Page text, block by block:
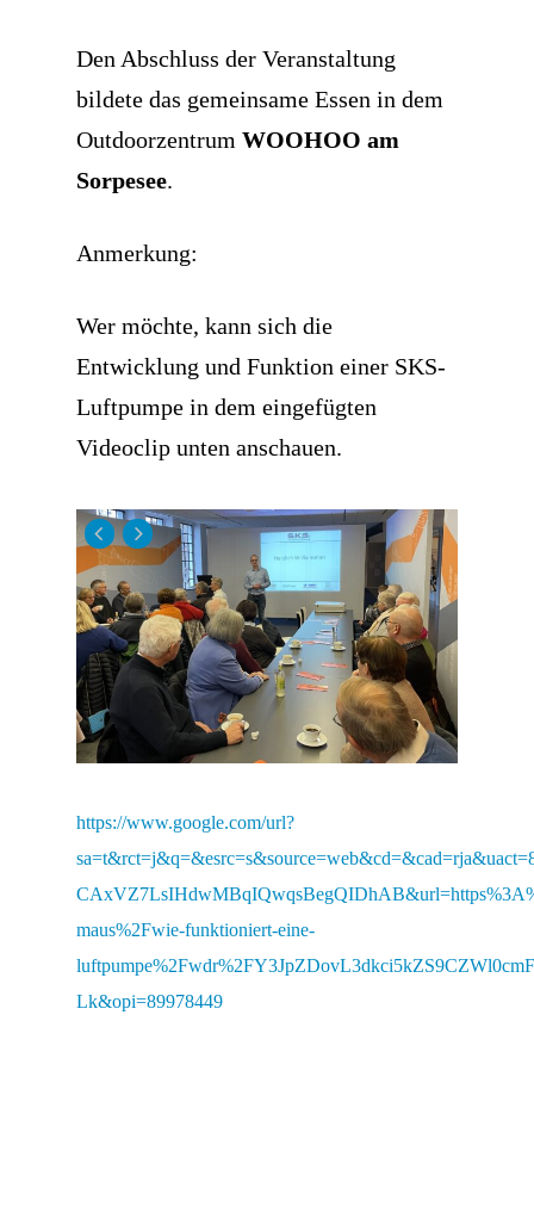
Den Abschluss der Veranstaltung
bildete das gemeinsame Essen in dem
Outdoorzentrum WOOHOO am
Sorpesee.
Anmerkung:
Wer möchte, kann sich die
Entwicklung und Funktion einer SKS-
Luftpumpe in dem eingefügten
Videoclip unten anschauen.
https://www.google.com/url?
maus%2Fwie-funktioniert-eine-
Lk&opi=89978449